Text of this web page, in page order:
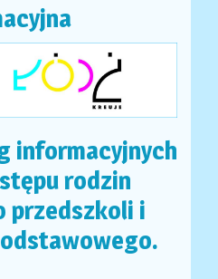
informacyjnych
rodzin
przedszkoli i